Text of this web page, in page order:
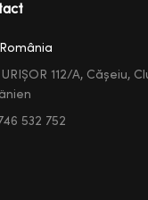
112/A, Cășeiu,
532 752